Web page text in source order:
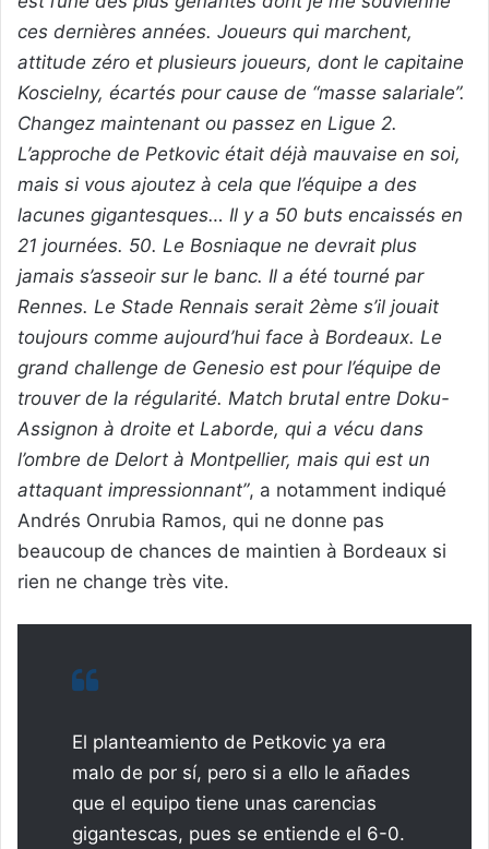
ces dernières années. Joueurs qui marchent,
attitude zéro et plusieurs joueurs, dont le capitaine
Koscielny, écartés pour cause de “masse salariale”.
Changez maintenant ou passez en Ligue 2.
L’approche de Petkovic était déjà mauvaise en soi,
mais si vous ajoutez à cela que l’équipe a des
lacunes gigantesques… Il y a 50 buts encaissés en
21 journées. 50. Le Bosniaque ne devrait plus
jamais s’asseoir sur le banc. Il a été tourné par
Rennes. Le Stade Rennais serait 2ème s’il jouait
toujours comme aujourd’hui face à Bordeaux. Le
grand challenge de Genesio est pour l’équipe de
trouver de la régularité. Match brutal entre Doku-
Assignon à droite et Laborde, qui a vécu dans
l’ombre de Delort à Montpellier, mais qui est un
attaquant impressionnant”, a notamment indiqué
Andrés Onrubia Ramos, qui ne donne pas
beaucoup de chances de maintien à Bordeaux si
rien ne change très vite.
El planteamiento de Petkovic ya era
malo de por sí, pero si a ello le añades
que el equipo tiene unas carencias
gigantescas, pues se entiende el 6-0.